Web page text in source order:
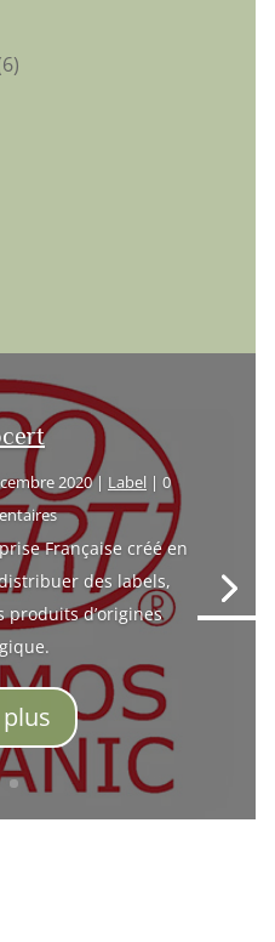
2020| Label | 0
Française créé en
des labels,
produits d’origines